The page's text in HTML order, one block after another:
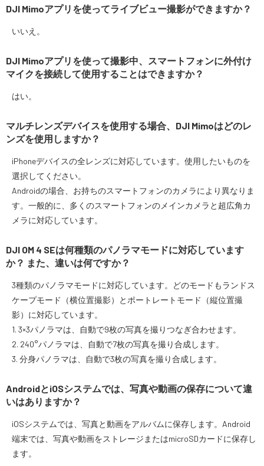
DJI Mimoアプリを使ってライブビュー撮影ができますか？
いいえ。
DJI Mimoアプリを使って撮影中、スマートフォンに外付け
マイクを接続して使用することはできますか？
はい。
マルチレンズデバイスを使用する場合、DJI Mimoはどのレ
ンズを使用しますか？
iPhoneデバイスの全レンズに対応しています。使用したいものを
選択してください。
Androidの場合、お持ちのスマートフォンのカメラにより異なりま
す。一般的に、多くのスマートフォンのメインカメラと超広角カ
メラに対応しています。
DJI OM 4 SEは何種類のパノラマモードに対応しています
か？ また、違いは何ですか？
3種類のパノラマモードに対応しています。どのモードもランドス
ケープモード（横位置撮影）とポートレートモード（縦位置撮
影）に対応しています。
1. 3×3パノラマは、自動で9枚の写真を撮りつなぎ合わせます。
2. 240°パノラマは、自動で7枚の写真を撮り合成します。
3. 分身パノラマは、自動で3枚の写真を撮り合成します。
AndroidとiOSシステムでは、写真や動画の保存について違
いはありますか？
iOSシステムでは、写真と動画をアルバムに保存します。Android
端末では、写真や動画をストレージまたはmicroSDカードに保存し
ます。